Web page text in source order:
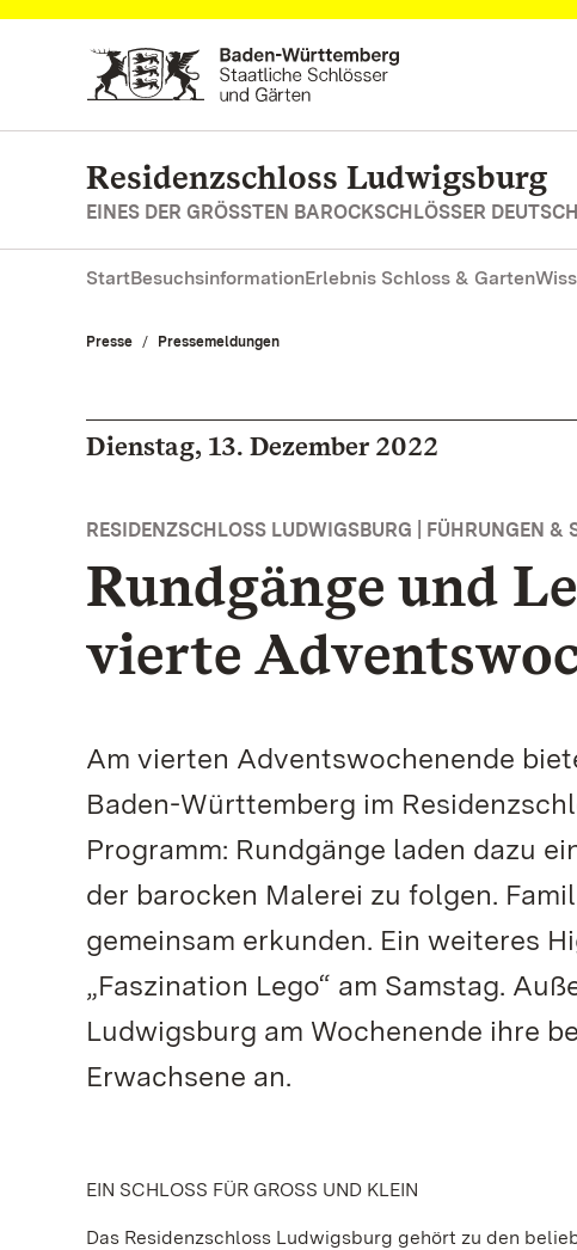
Zum Hauptinhalt springen
Residenzschloss Ludwigsburg
EINES DER GRÖSSTEN BAROCKSCHLÖSSER
StartBesuchsinformationErlebnis Schloss & Garten
Presse Pressemeldungen
Dienstag, 13. Dezember 2022
RESIDENZSCHLOSS LUDWIGSBURG | FÜHRUNGEN &
Rundgänge und
vierte
Am vierten Adventswochenende
Baden-Württemberg im
Programm: Rundgänge laden dazu
der barocken Malerei zu folgen.
gemeinsam erkunden. Ein weiteres
„Faszination Lego“ am Samstag.
Ludwigsburg am Wochenende ihre
Erwachsene an.
EIN SCHLOSS FÜR GROSS UND KLEIN
Das Residenzschloss Ludwigsburg gehört zu den